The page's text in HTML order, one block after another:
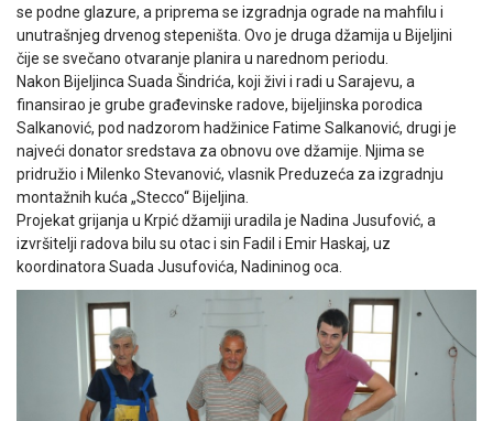
se podne glazure, a priprema se izgradnja ograde na mahfilu i
unutrašnjeg drvenog stepeništa. Ovo je druga džamija u Bijeljini
čije se svečano otvaranje planira u narednom periodu.
Nakon Bijeljinca Suada Šindrića, koji živi i radi u Sarajevu, a
finansirao je grube građevinske radove, bijeljinska porodica
Salkanović, pod nadzorom hadžinice Fatime Salkanović, drugi je
najveći donator sredstava za obnovu ove džamije. Njima se
pridružio i Milenko Stevanović, vlasnik Preduzeća za izgradnju
montažnih kuća „Stecco“ Bijeljina.
Projekat grijanja u Krpić džamiji uradila je Nadina Jusufović, a
izvršitelji radova bilu su otac i sin Fadil i Emir Haskaj, uz
koordinatora Suada Jusufovića, Nadininog oca.